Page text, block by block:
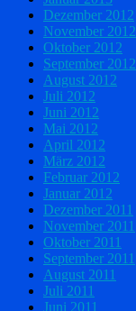
Dezember 2012
November 2012
Oktober 2012
September 2012
August 2012
Juli 2012
Juni 2012
Mai 2012
April 2012
März 2012
Februar 2012
Januar 2012
Dezember 2011
November 2011
Oktober 2011
September 2011
August 2011
Juli 2011
Juni 2011